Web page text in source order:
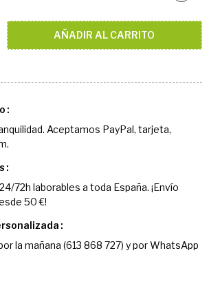
AÑADIR AL CARRITO
Aceptamos PayPal, tarjeta,
72h laborables a toda España. ¡Envío
50 €!
la mañana (613 868 727) y por WhatsApp